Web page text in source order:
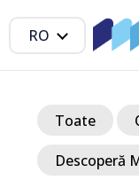
RO
Toate
Descoperă